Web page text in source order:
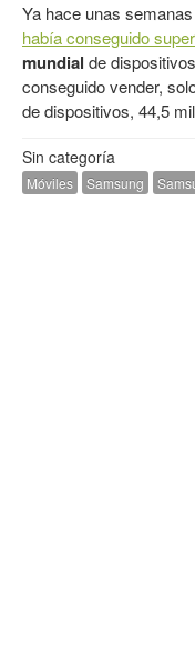
Ya hace unas
había conseguido
mundial de
conseguido vender,
de dispositivos, 44,5
Sin categoría
Móviles Samsung